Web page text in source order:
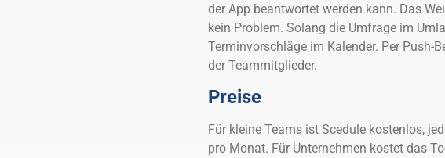
der App beantwortet werden kann. Das
kein Problem. Solang die Umfrage im
Terminvorschläge im Kalender. Per
der Teammitglieder.
Preise
Für kleine Teams ist Scedule kostenlos,
pro Monat. Für Unternehmen kostet das